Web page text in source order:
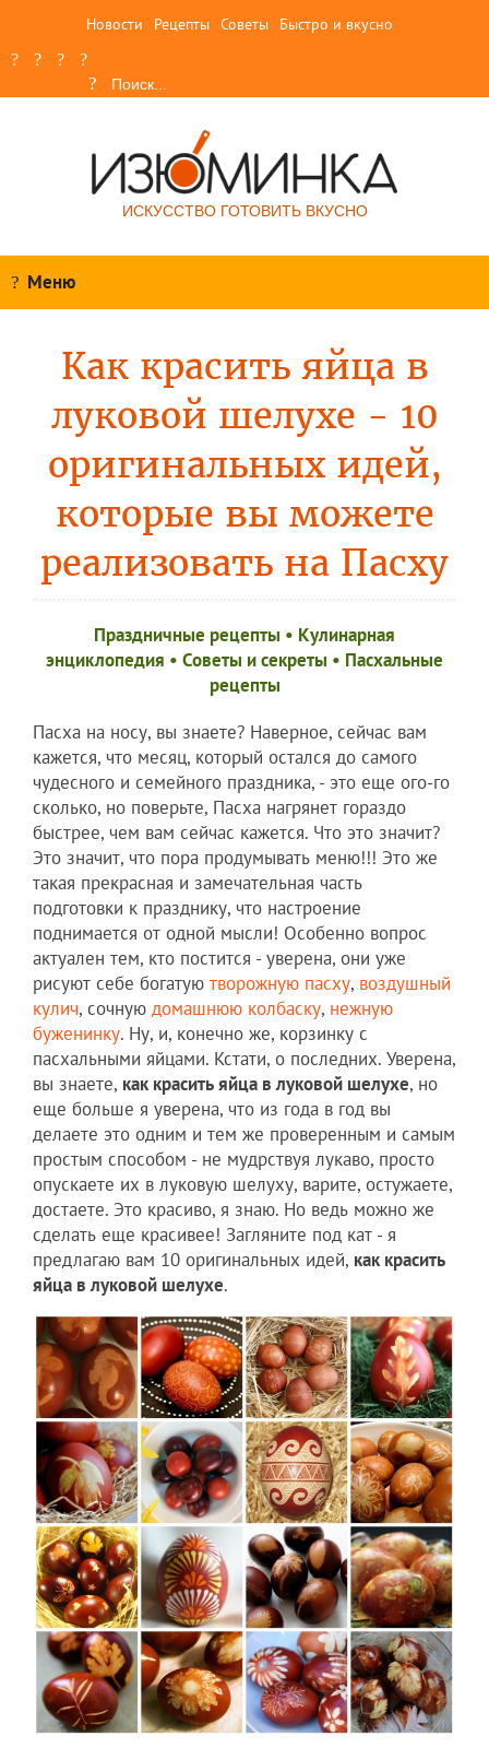
Новости Рецепты Советы Быстро и вкусно
ИСКУССТВО ГОТОВИТЬ ВКУСНО
Меню
Как красить яйца в
луковой шелухе - 10
оригинальных идей,
которые вы можете
реализовать на Пасху
Праздничные рецепты • Кулинарная
энциклопедия • Советы и секреты • Пасхальные
рецепты
Пасха на носу, вы знаете? Наверное, сейчас вам
кажется, что месяц, который остался до самого
чудесного и семейного праздника, - это еще ого-го
сколько, но поверьте, Пасха нагрянет гораздо
быстрее, чем вам сейчас кажется. Что это значит?
Это значит, что пора продумывать меню!!! Это же
такая прекрасная и замечательная часть
подготовки к празднику, что настроение
поднимается от одной мысли! Особенно вопрос
актуален тем, кто постится - уверена, они уже
рисуют себе богатую творожную пасху, воздушный
кулич, сочную домашнюю колбаску, нежную
буженинку. Ну, и, конечно же, корзинку с
пасхальными яйцами. Кстати, о последних. Уверена,
вы знаете, как красить яйца в луковой шелухе, но
еще больше я уверена, что из года в год вы
делаете это одним и тем же проверенным и самым
простым способом - не мудрствуя лукаво, просто
опускаете их в луковую шелуху, варите, остужаете,
достаете. Это красиво, я знаю. Но ведь можно же
сделать еще красивее! Загляните под кат - я
предлагаю вам 10 оригинальных идей, как красить
яйца в луковой шелухе.